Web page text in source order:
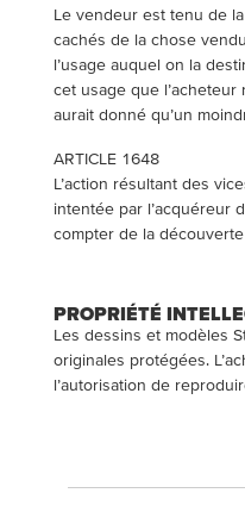
Le vendeur est tenu de
cachés de la chose
l’usage auquel on la
cet usage que l’acheteur
aurait donné qu’un
ARTICLE 1648
L’action résultant des
intentée par l’acquéreur
compter de la
PROPRIÉTÉ
Les dessins et modèles
originales protégées.
l’autorisation de